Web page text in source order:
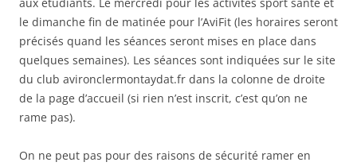
aux étudiants. Le mercredi pour les activités sport santé et
le dimanche fin de matinée pour l’AviFit (les horaires seront
précisés quand les séances seront mises en place dans
quelques semaines). Les séances sont indiquées sur le site
du club avironclermontaydat.fr dans la colonne de droite
de la page d’accueil (si rien n’est inscrit, c’est qu’on ne
rame pas).
On ne peut pas pour des raisons de sécurité ramer en